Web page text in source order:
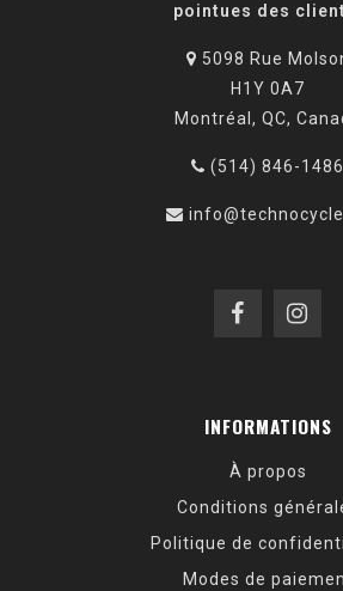
pointues des
5098 Rue
H1Y 0A7
Montréal, QC,
(514) 846-1486
INFORMATIONS
À propos
Conditions
Politique de
Modes de